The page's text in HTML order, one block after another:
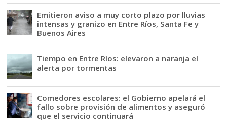
Emitieron aviso a muy corto plazo por lluvias
intensas y granizo en Entre Ríos, Santa Fe y
Buenos Aires
Tiempo en Entre Ríos: elevaron a naranja el
alerta por tormentas
Comedores escolares: el Gobierno apelará el
fallo sobre provisión de alimentos y aseguró
que el servicio continuará